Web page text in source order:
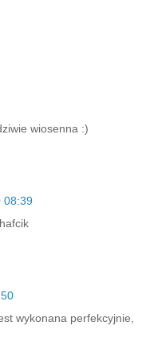
wiosenna :)
08:39
wykonana perfekcyjnie,